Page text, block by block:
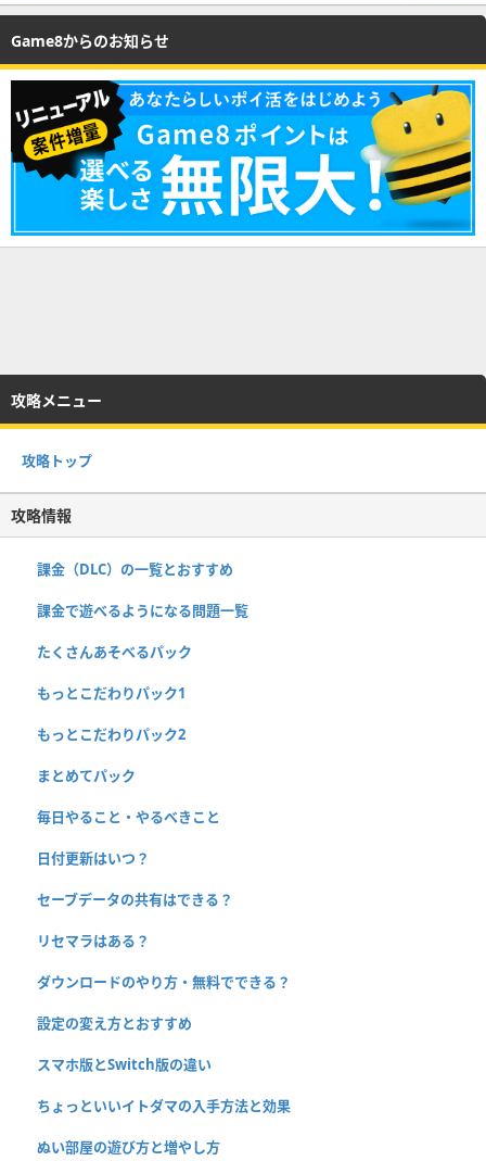
Game8からのお知らせ
攻略メニュー
攻略トップ
攻略情報
課金（DLC）の一覧とおすすめ
課金で遊べるようになる問題一覧
たくさんあそべるパック
もっとこだわりパック1
もっとこだわりパック2
まとめてパック
毎日やること・やるべきこと
日付更新はいつ？
セーブデータの共有はできる？
リセマラはある？
ダウンロードのやり方・無料でできる？
設定の変え方とおすすめ
スマホ版とSwitch版の違い
ちょっといいイトダマの入手方法と効果
ぬい部屋の遊び方と増やし方